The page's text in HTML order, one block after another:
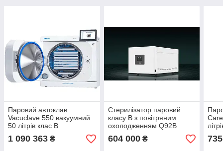
Паровий автоклав
Vacuclave 550 вакуумний
50 літрів клас B
1 090 363 ₴
Стерилізатор паровий
класу B з повітряним
охолодженням Q92B
604 000₴